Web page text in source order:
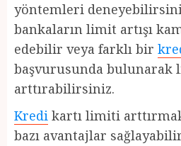
yöntemleri
bankaların limit artışı
edebilir veya farklı bir
başvurusunda
arttırabilirsiniz.
Kredi kartı limiti
bazı avantajlar